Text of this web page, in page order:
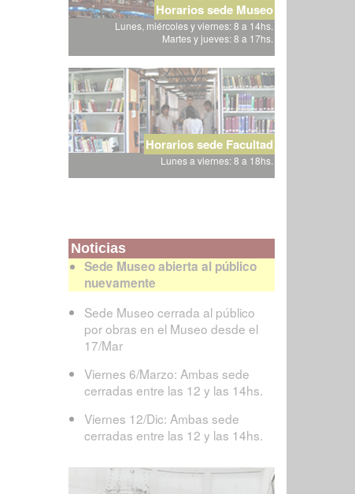
Horarios sede Museo
Lunes, miércoles y viernes: 8 a 14hs.
Martes y jueves: 8 a 17hs.
Horarios sede Facultad
Lunes a viernes: 8 a 18hs.
Noticias
Sede Museo abierta al público
nuevamente
Sede Museo cerrada al público
por obras en el Museo desde el
17/Mar
Viernes 6/Marzo: Ambas sede
cerradas entre las 12 y las 14hs.
Viernes 12/Dic: Ambas sede
cerradas entre las 12 y las 14hs.